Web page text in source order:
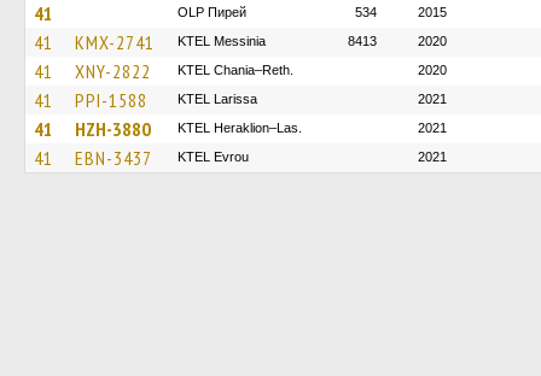
41 OLP Пирей 534 2015
41 KMX-2741 KTEL Messinia 8413 2020
41 XNY-2822 KTEL Chania–Reth. 2020
41 PPI-1588 KTEL Larissa 2021
41 HZH-3880 KTEL Heraklion–Las. 2021
41 EBN-3437 KTEL Evrou 2021